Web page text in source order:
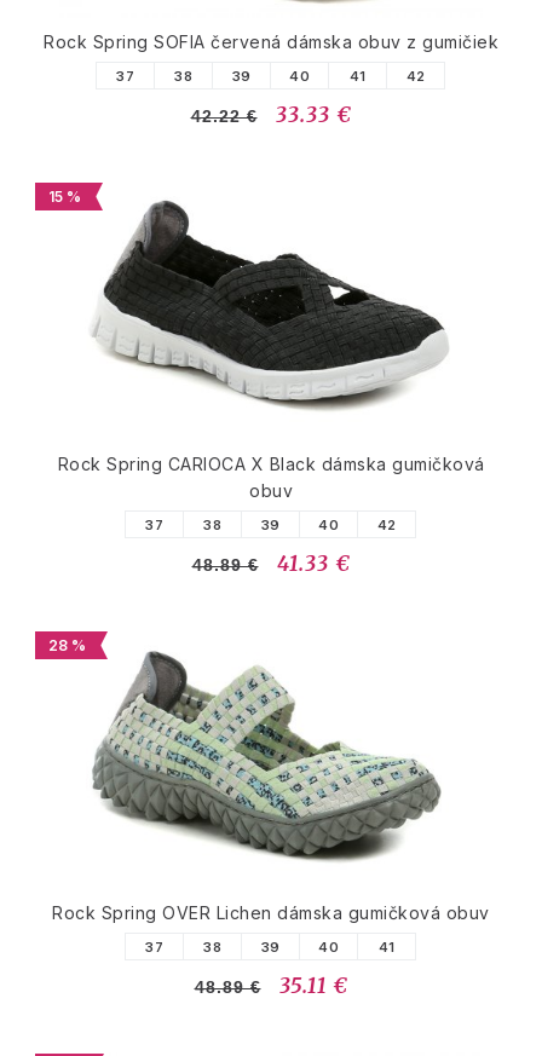
Rock Spring SOFIA červená dámska obuv z gumičiek
37 38 39 40 41 42
42.22 € 33.33 €
15 %
Rock Spring CARIOCA X Black dámska gumičková
obuv
37 38 39 40 42
48.89 € 41.33 €
28 %
Rock Spring OVER Lichen dámska gumičková obuv
37 38 39 40 41
48.89 € 35.11 €